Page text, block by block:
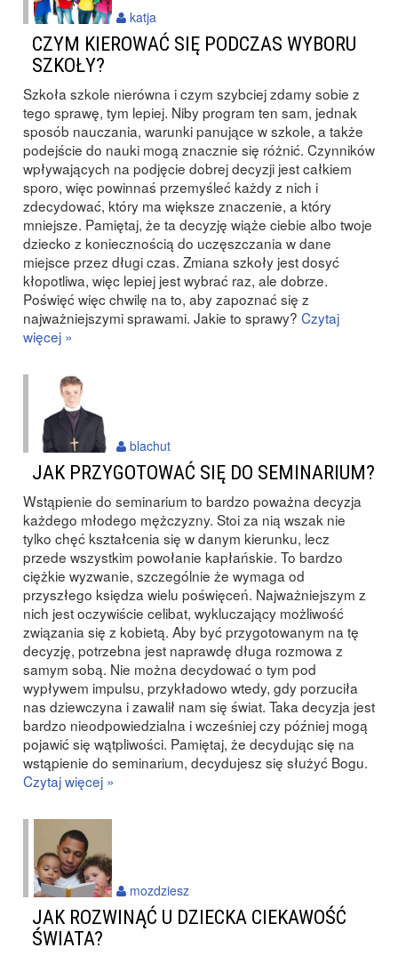
CZYM KIEROWAĆ SIĘ PODCZAS WYBORU
SZKOŁY?
Szkoła szkole nierówna i czym szybciej zdamy sobie z
tego sprawę, tym lepiej. Niby program ten sam, jednak
sposób nauczania, warunki panujące w szkole, a także
podejście do nauki mogą znacznie się różnić. Czynników
wpływających na podjęcie dobrej decyzji jest całkiem
sporo, więc powinnaś przemyśleć każdy z nich i
zdecydować, który ma większe znaczenie, a który
mniejsze. Pamiętaj, że ta decyzję wiąże ciebie albo twoje
dziecko z koniecznością do uczęszczania w dane
miejsce przez długi czas. Zmiana szkoły jest dosyć
kłopotliwa, więc lepiej jest wybrać raz, ale dobrze.
Poświęć więc chwilę na to, aby zapoznać się z
najważniejszymi sprawami. Jakie to sprawy? Czytaj
więcej »
katja
JAK PRZYGOTOWAĆ SIĘ DO SEMINARIUM?
Wstąpienie do seminarium to bardzo poważna decyzja
każdego młodego mężczyzny. Stoi za nią wszak nie
tylko chęć kształcenia się w danym kierunku, lecz
przede wszystkim powołanie kapłańskie. To bardzo
ciężkie wyzwanie, szczególnie że wymaga od
przyszłego księdza wielu poświęceń. Najważniejszym z
nich jest oczywiście celibat, wykluczający możliwość
związania się z kobietą. Aby być przygotowanym na tę
decyzję, potrzebna jest naprawdę długa rozmowa z
samym sobą. Nie można decydować o tym pod
wypływem impulsu, przykładowo wtedy, gdy porzuciła
nas dziewczyna i zawalił nam się świat. Taka decyzja jest
bardzo nieodpowiedzialna i wcześniej czy później mogą
pojawić się wątpliwości. Pamiętaj, że decydując się na
wstąpienie do seminarium, decydujesz się służyć Bogu.
Czytaj więcej »
blachut
JAK ROZWINĄĆ U DZIECKA CIEKAWOŚĆ
ŚWIATA?
mozdziesz